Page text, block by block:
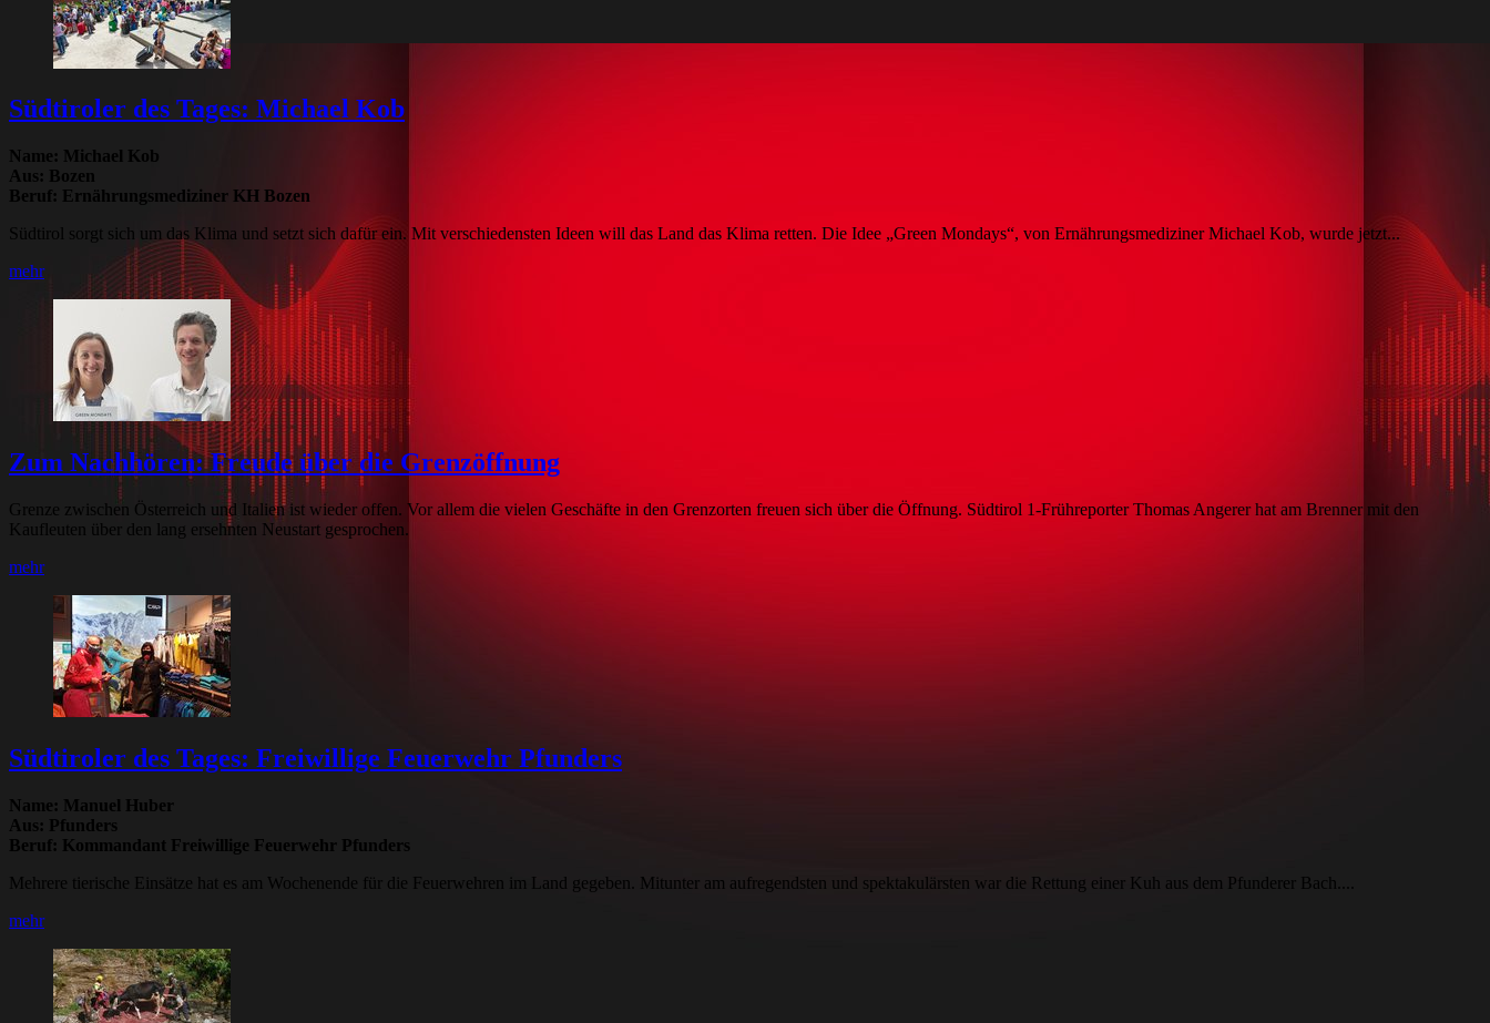
Südtiroler des Tages: Michael Kob
Name: Michael Kob
Aus: Bozen
Beruf: Ernährungsmediziner KH Bozen
Südtirol sorgt sich um das Klima und setzt sich dafür ein. Mit verschiedensten Ideen will das Land das Klima retten. Die Idee „Green Mondays“, von Ernährungsmediziner Michael Kob, wurde jetzt...
mehr
Zum Nachhören: Freude über die Grenzöffnung
Grenze zwischen Österreich und Italien ist wieder offen. Vor allem die vielen Geschäfte in den Grenzorten freuen sich über die Öffnung. Südtirol 1-Frühreporter Thomas Angerer hat am Brenner mit den
Kaufleuten über den lang ersehnten Neustart gesprochen.
mehr
Südtiroler des Tages: Freiwillige Feuerwehr Pfunders
Name: Manuel Huber
Aus: Pfunders
Beruf: Kommandant Freiwillige Feuerwehr Pfunders
Mehrere tierische Einsätze hat es am Wochenende für die Feuerwehren im Land gegeben. Mitunter am aufregendsten und spektakulärsten war die Rettung einer Kuh aus dem Pfunderer Bach....
mehr